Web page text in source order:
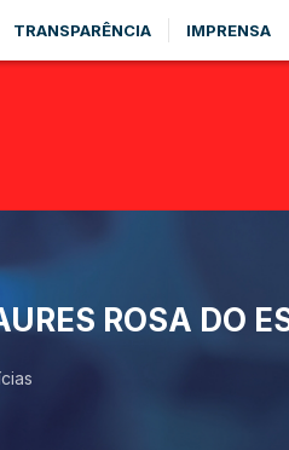
TRANSPARÊNCIA IMPRENSA
ROSA DO